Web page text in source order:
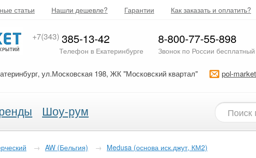
статьи Нашли дешевле? Гарантии Как заказать и оплатить?
+7(343) 385-13-42
Телефон в Екатеринбурге
8-800-77-55-898
Звонок по России бесплатный
ул.Московская 198, ЖК "Московский квартал" pol-
Шоу-рум
→ AW (Бельгия) → Medusa (основа иск.джут, КМ2)